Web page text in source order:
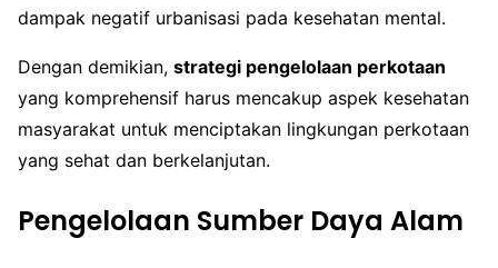
dampak negatif urbanisasi pada kesehatan mental.
Dengan demikian, strategi pengelolaan perkotaan
yang komprehensif harus mencakup aspek kesehatan
masyarakat untuk menciptakan lingkungan perkotaan
yang sehat dan berkelanjutan.
Pengelolaan Sumber Daya Alam